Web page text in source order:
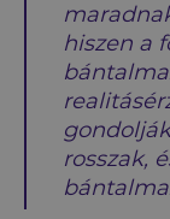
hiszen a
rosszak,